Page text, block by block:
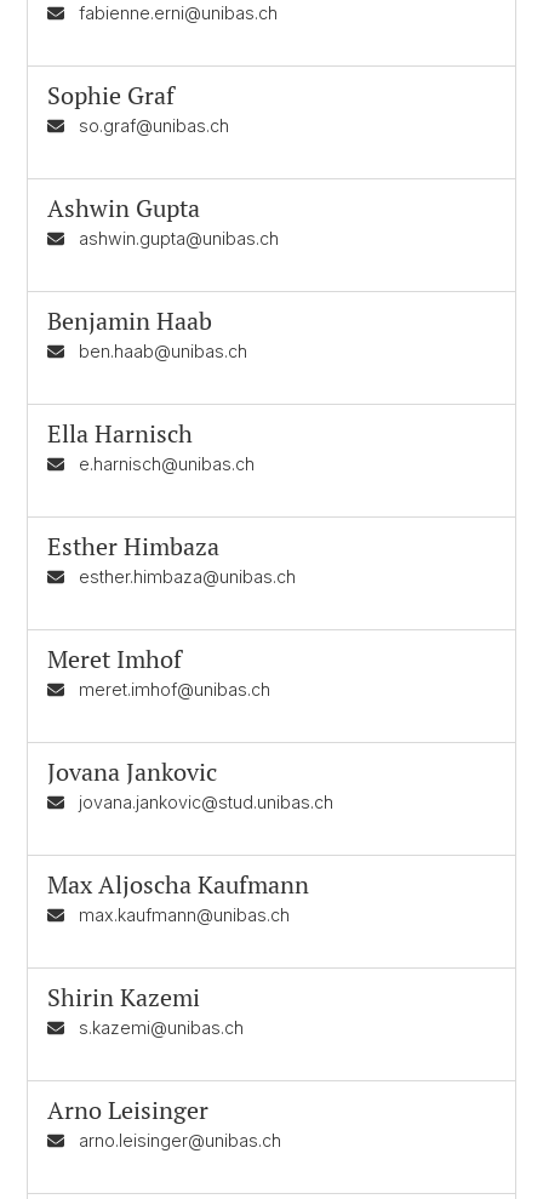
fabienne.erni@unibas.ch
Sophie Graf
so.graf@unibas.ch
Ashwin Gupta
ashwin.gupta@unibas.ch
Benjamin Haab
ben.haab@unibas.ch
Ella Harnisch
e.harnisch@unibas.ch
Esther Himbaza
esther.himbaza@unibas.ch
Meret Imhof
meret.imhof@unibas.ch
Jovana Jankovic
jovana.jankovic@stud.unibas.ch
Max Aljoscha Kaufmann
max.kaufmann@unibas.ch
Shirin Kazemi
s.kazemi@unibas.ch
Arno Leisinger
arno.leisinger@unibas.ch